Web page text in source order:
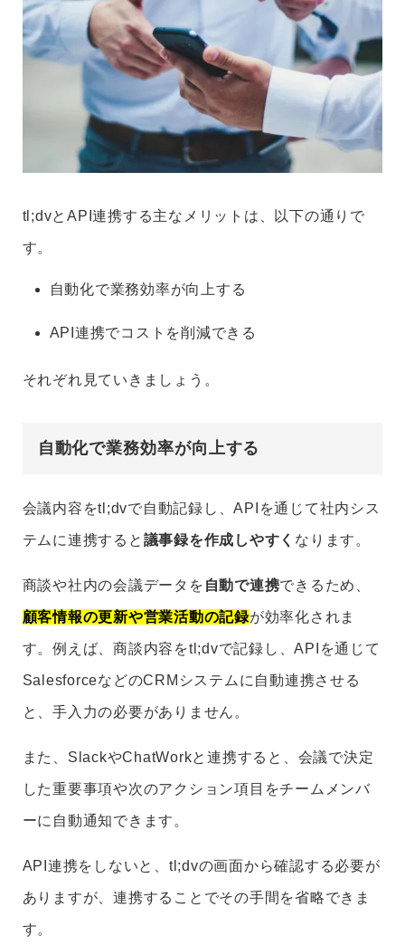
tl;dvとAPI連携する主なメリットは、以下の通りで
す。
自動化で業務効率が向上する
API連携でコストを削減できる
それぞれ見ていきましょう。
自動化で業務効率が向上する
会議内容をtl;dvで自動記録し、APIを通じて社内シス
テムに連携すると 議事録を作成しやすく なります。
商談や社内の会議データを 自動で連携できるため、
顧客情報の更新や営業活動の記録が効率化されま
す。例えば、商談内容をtl;dvで記録し、APIを通じて
SalesforceなどのCRMシステムに自動連携させる
と、手入力の必要がありません。
また、SlackやChatWorkと連携すると、会議で決定
した重要事項や次のアクション項目をチームメンバ
ーに自動通知できます。
API連携をしないと、tl;dvの画面から確認する必要が
ありますが、連携することでその手間を省略できま
す。